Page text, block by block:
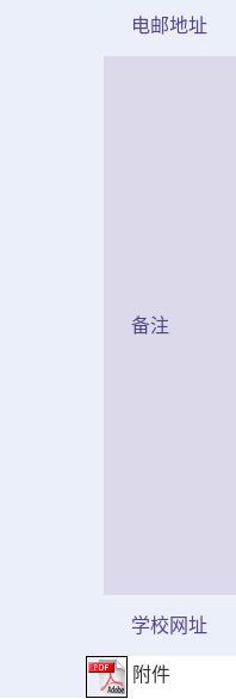
电邮地址
备注
学校网址
附件